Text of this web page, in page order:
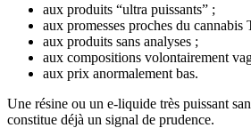
aux produits “ultra puissants” ;
aux promesses proches du cannabis
aux produits sans analyses ;
aux compositions volontairement
aux prix anormalement bas.
Une résine ou un e-liquide très puissant
constitue déjà un signal de prudence.